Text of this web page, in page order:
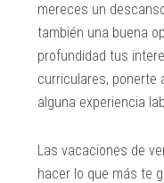
mereces un
también una buena
profundidad tus
curriculares, ponerte
alguna experiencia
Las vacaciones de
hacer lo que más te